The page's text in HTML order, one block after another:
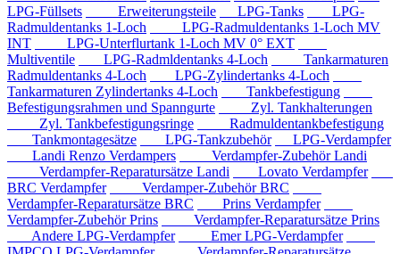
LPG-Füllsets
Erweiterungsteile LPG-Tanks
LPG-
Radmuldentanks 1-Loch
LPG-Radmuldentanks 1-Loch MV
INT
LPG-Unterflurtank 1-Loch MV 0° EXT
Multiventile
LPG-Radmldentanks 4-Loch
Tankarmaturen
Radmuldentanks 4-Loch
LPG-Zylindertanks 4-Loch
Tankarmaturen Zylindertanks 4-Loch
Tankbefestigung
Befestigungsrahmen und Spanngurte
Zyl. Tankhalterungen
Zyl. Tankbefestigungsringe
Radmuldentankbefestigung
Tankmontagesätze
LPG-Tankzubehör
LPG-Verdampfer
Landi Renzo Verdampers
Verdampfer-Zubehör Landi
Verdampfer-Reparatursätze Landi
Lovato Verdampfer
BRC Verdampfer
Verdamper-Zubehör BRC
Verdampfer-Reparatursätze BRC
Prins Verdampfer
Verdampfer-Zubehör Prins
Verdampfer-Reparatursätze Prins
Andere LPG-Verdampfer
Emer LPG-Verdampfer